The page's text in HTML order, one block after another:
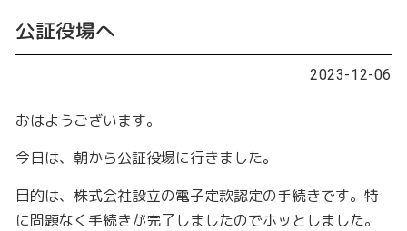
公証役場へ
2023-12-06
おはようございます。
今日は、朝から公証役場に行きました。
目的は、株式会社設立の電子定款認定の手続きです。特
に問題なく手続きが完了しましたのでホッとしました。